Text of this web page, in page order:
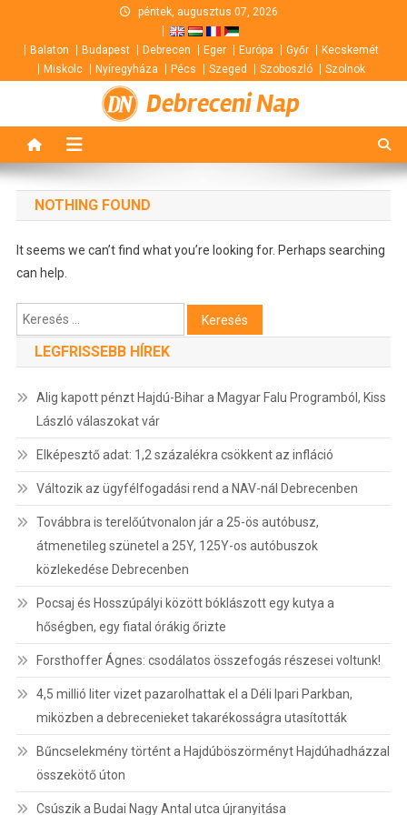
content
péntek, augusztus 07, 2026
Balaton Budapest Debrecen Eger Európa Győr
Kecskemét
Miskolc
Nyíregyháza Pécs Szeged Szoboszló Szolnok
Debreceni Nap
NOTHING FOUND
It seems we can’t find what you’re looking for. Perhaps searching
can help.
Keresés:
LEGFRISSEBB HÍREK
Alig kapott pénzt Hajdú-Bihar a Magyar Falu Programból, Kiss
László válaszokat vár
Elképesztő adat: 1,2 százalékra csökkent az infláció
Változik az ügyfélfogadási rend a NAV-nál Debrecenben
Továbbra is terelőútvonalon jár a 25-ös autóbusz,
átmenetileg szünetel a 25Y, 125Y-os autóbuszok
közlekedése Debrecenben
Pocsaj és Hosszúpályi között bóklászott egy kutya a
hőségben, egy fiatal órákig őrizte
Forsthoffer Ágnes: csodálatos összefogás részesei voltunk!
4,5 millió liter vizet pazarolhattak el a Déli Ipari Parkban,
miközben a debrecenieket takarékosságra utasították
Bűncselekmény történt a Hajdúböszörményt Hajdúhadházzal
összekötő úton
Csúszik a Budai Nagy Antal utca újranyitása